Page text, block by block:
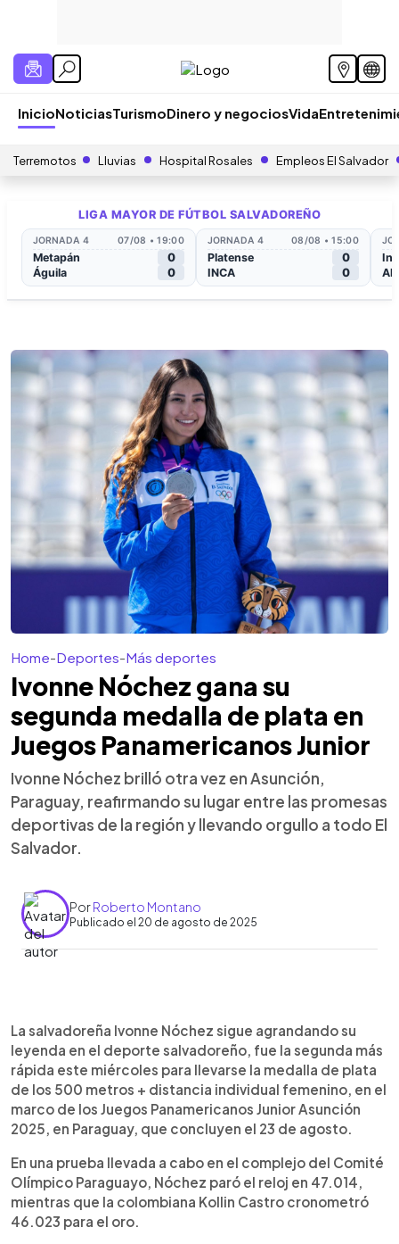
InicioNoticiasTurismoDinero y negociosVida
Terremotos Lluvias Hospital Rosales Empleos El Salvador
Home-Deportes-Más deportes
Ivonne Nóchez gana su
segunda medalla de plata en
Juegos Panamericanos Junior
Ivonne Nóchez brilló otra vez en Asunción,
Paraguay, reafirmando su lugar entre las promesas
deportivas de la región y llevando orgullo a todo El
Salvador.
PorRoberto Montano
Publicado el 20 de agosto de 2025
Escuchar artículo
Ivonne Nóchez sigue escribiendo la historia del
deporte salvadoreño al ganar dos medallas de
plata en los Juegos Panamericanos Junior Asunción
2025, en los 200 y 500 metros, ambas detrás de
la colombiana Kollin Castro. Su desempeño es aún
más admirable tras llegar desde China, donde
conquistó dos oros en los Juegos Mundiales,
convirtiéndose en la primera mujer salvadoreña en
lograrlo. A pesar del desgaste físico y los viajes,
Ivonne mostró madurez y fortaleza,
consolidándose como referente regional. Su
trayectoria refleja esfuerzo, disciplina y sacrificio,
La salvadoreña Ivonne Nóchez sigue agrandando su
leyenda en el deporte salvadoreño, fue la segunda más
rápida este miércoles para llevarse la medalla de plata
de los 500 metros + distancia individual femenino, en el
marco de los Juegos Panamericanos Junior Asunción
2025, en Paraguay, que concluyen el 23 de agosto.
En una prueba llevada a cabo en el complejo del Comité
Olímpico Paraguayo, Nóchez paró el reloj en 47.014,
mientras que la colombiana Kollin Castro cronometró
46.023 para el oro.